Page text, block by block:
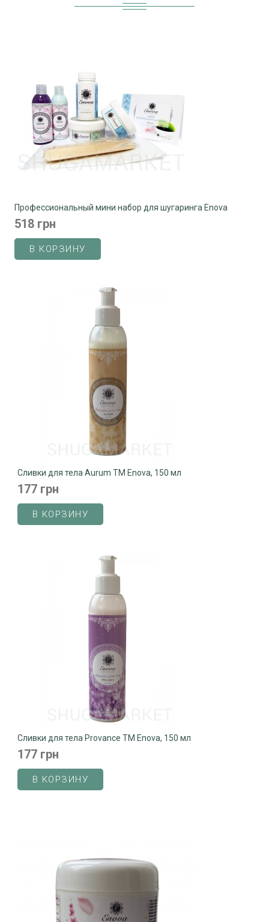
Профессиональный мини набор для шугаринга Enova
518 грн
В КОРЗИНУ
Сливки для тела Aurum ТМ Enova, 150 мл
177 грн
В КОРЗИНУ
Сливки для тела Provance ТМ Enova, 150 мл
177 грн
В КОРЗИНУ